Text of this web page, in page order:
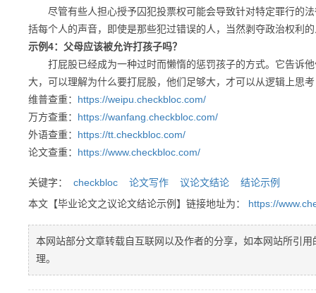
尽管有些人担心授予囚犯投票权可能会导致针对特定罪行的法
括每个人的声音，即使是那些犯过错误的人，当然剥夺政治权利
示例4：父母应该被允许打孩子吗？
打屁股已经成为一种过时而懒惰的惩罚孩子的方式。它告诉他
大，可以理解为什么要打屁股，他们足够大，才可以从逻辑上思
维普查重： https://weipu.checkbloc.com/
万方查重： https://wanfang.checkbloc.com/
外语查重： https://tt.checkbloc.com/
论文查重： https://www.checkbloc.com/
关键字： checkbloc 论文写作 议论文结论
结论示例
本文【毕业论文之议论文结论示例】链接地址为： https://
本网站部分文章转载自互联网以及作者的分享，如本网站所引
理。